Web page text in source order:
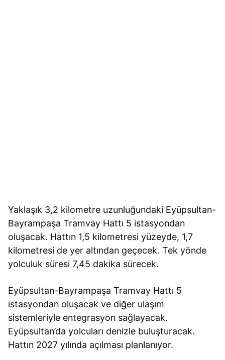
Yaklaşık 3,2 kilometre uzunluğundaki Eyüpsultan-
Bayrampaşa Tramvay Hattı 5 istasyondan
oluşacak. Hattın 1,5 kilometresi yüzeyde, 1,7
kilometresi de yer altından geçecek. Tek yönde
yolculuk süresi 7,45 dakika sürecek.
Eyüpsultan-Bayrampaşa Tramvay Hattı 5
istasyondan oluşacak ve diğer ulaşım
sistemleriyle entegrasyon sağlayacak.
Eyüpsultan’da yolcuları denizle buluşturacak.
Hattın 2027 yılında açılması planlanıyor.